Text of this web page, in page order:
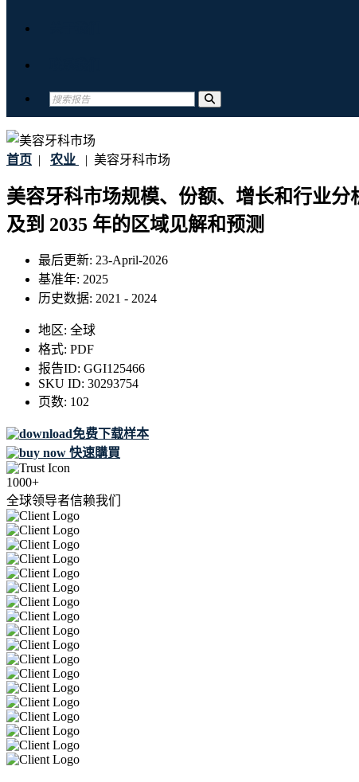
首页 | 农业 | 美容牙科市场
美容牙科市场规模、份额、增长和行业
及到 2035 年的区域见解和预测
最后更新: 23-April-2026
基准年: 2025
历史数据: 2021 - 2024
地区: 全球
格式: PDF
报告ID: GGI125466
SKU ID: 30293754
页数: 102
免费下载样本
快速購買
1000+
全球领导者信赖我们